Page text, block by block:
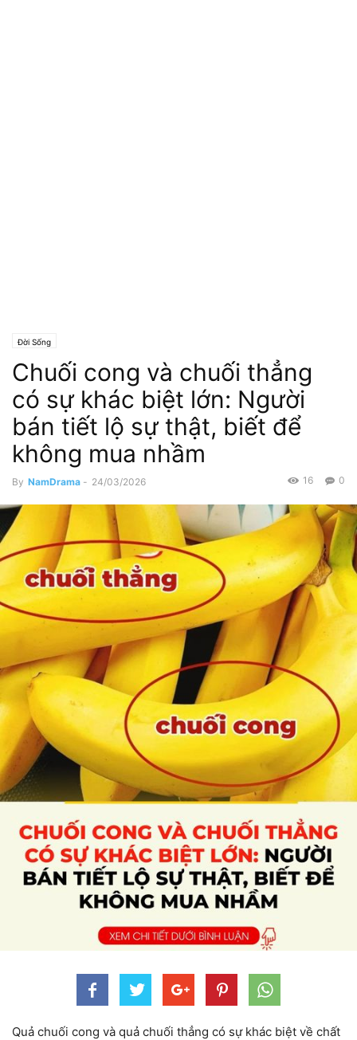
Đời Sống
Chuối cong và chuối thẳng
có sự khác biệt lớn: Người
bán tiết lộ sự thật, biết để
không mua nhầm
By NamDrama - 24/03/2026 0
16
Quả chuối cong và quả chuối thẳng có sự khác biệt về chất